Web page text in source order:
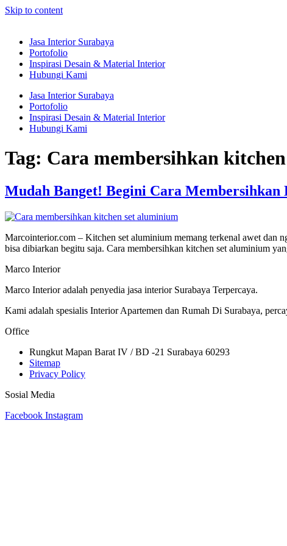
Skip to content
Jasa Interior Surabaya
Portofolio
Inspirasi Desain & Material Interior
Hubungi Kami
Jasa Interior Surabaya
Portofolio
Inspirasi Desain & Material Interior
Hubungi Kami
Tag: Cara membersihkan
Mudah Banget! Begini Cara
Marcointerior.com – Kitchen set aluminium memang terkenal awet dan
bisa dibiarkan begitu saja. Cara membersihkan kitchen set aluminium
Marco Interior
Marco Interior adalah penyedia jasa interior Surabaya Terpercaya.
Kami adalah spesialis Interior Apartemen dan Rumah Di Surabaya,
Office
Rungkut Mapan Barat IV / BD -21 Surabaya 60293
Sitemap
Privacy Policy
Sosial Media
Facebook Instagram